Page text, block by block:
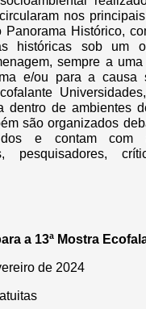
nos
Panorama Histórico,
históricas sob um
sempre a
e/ou para a causa
dentro de ambientes
são organizados
e contam com
pesquisadores,
a 13ª Mostra
de 2024